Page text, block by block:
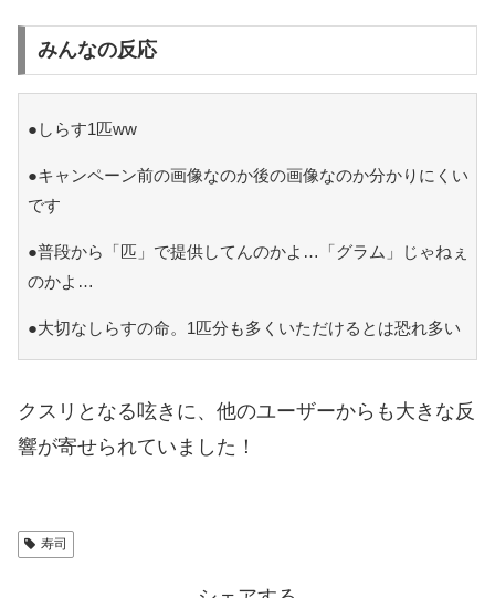
みんなの反応
●しらす1匹ww
●キャンペーン前の画像なのか後の画像なのか分かりにくい
です
●普段から「匹」で提供してんのかよ…「グラム」じゃねぇ
のかよ…
●大切なしらすの命。1匹分も多くいただけるとは恐れ多い
クスリとなる呟きに、他のユーザーからも大きな反
響が寄せられていました！
寿司